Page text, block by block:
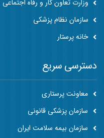
وزارت تعاون کار و رفاه اجتماعی
سازمان نظام پزشکی
خانه پرستار
دسترسی سریع
معاونت پرستاری
سازمان پزشکی قانونی
سازمان بیمه سلامت ایران